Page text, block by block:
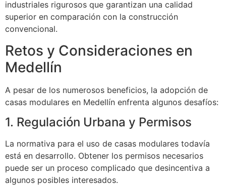
industriales rigurosos que garantizan una calidad
superior en comparación con la construcción
convencional.
Retos y Consideraciones en
Medellín
A pesar de los numerosos beneficios, la adopción de
casas modulares en Medellín enfrenta algunos desafíos:
1. Regulación Urbana y Permisos
La normativa para el uso de casas modulares todavía
está en desarrollo. Obtener los permisos necesarios
puede ser un proceso complicado que desincentiva a
algunos posibles interesados.